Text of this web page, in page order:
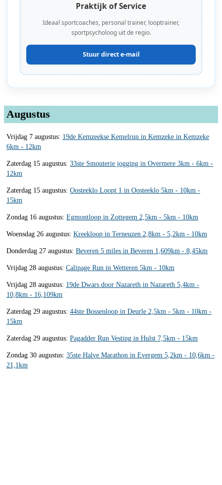
Praktijk of Service
Ideaal sportcoaches, personal trainer, looptrainer,
sportpsycholoog uit de regio.
Stuur direct e-mail
Augustus
Vrijdag 7 augustus: 19de Kemzeekse Kemelrun in Kemzeke in Kemzeke
6km - 12km
Zaterdag 15 augustus: 33ste Smouterie jogging in Overmere 3km - 6km -
12km
Zaterdag 15 augustus: Oosteeklo Loopt 1 in Oosteeklo 5km - 10km -
15km
Zondag 16 augustus: Egmontloop in Zottegem 2,5km - 5km - 10km
Woensdag 26 augustus: Kreekloop in Terneuzen 2,8km - 5,2km - 10km
Donderdag 27 augustus: Beveren 5 miles in Beveren 1,609km - 8,45km
Vrijdag 28 augustus: Calipage Run in Wetteren 5km - 10km
Vrijdag 28 augustus: 19de Dwars door Nazareth in Nazareth 5,4km -
10,8km - 16,109km
Zaterdag 29 augustus: 44ste Bossenloop in Deurle 2,5km - 5km - 10km -
15km
Zaterdag 29 augustus: Pagadder Run Vesting in Hulst 7,5km - 15km
Zondag 30 augustus: 35ste Halve Marathon in Evergem 5,2km - 10,6km -
21,1km